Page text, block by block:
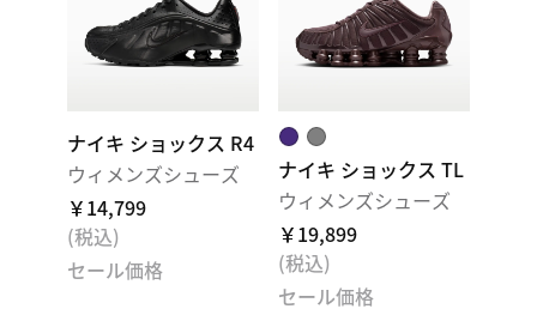
ナイキ ショックス R4
ウィメンズシューズ
￥14,799
(税込)
セール価格
ナイキ ショックス TL
ウィメンズシューズ
￥19,899
(税込)
セール価格